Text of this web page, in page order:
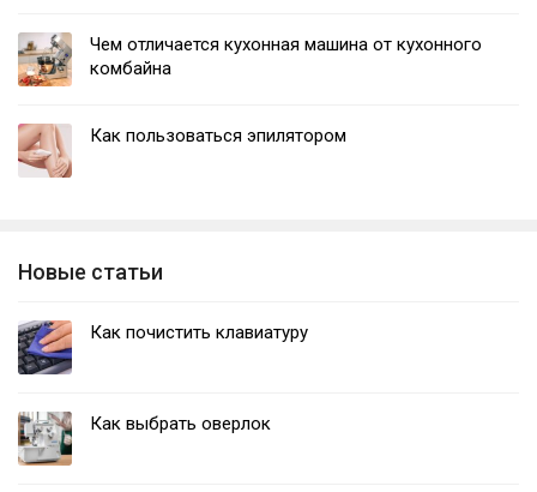
Чем отличается кухонная машина от кухонного
комбайна
Как пользоваться эпилятором
Новые статьи
Как почистить клавиатуру
Как выбрать оверлок